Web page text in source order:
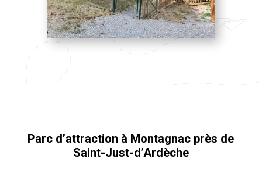
Parc d’attraction à Montagnac près de
Saint-Just-d’Ardèche